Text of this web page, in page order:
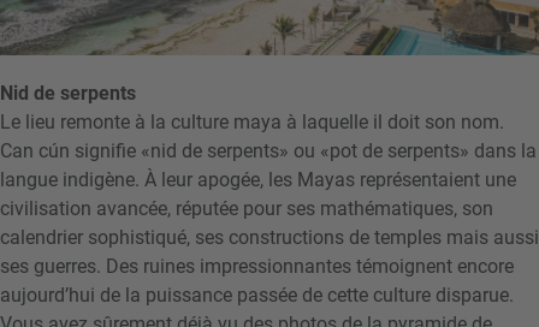
Nid de serpents
Le lieu remonte à la culture maya à laquelle il doit son nom.
Can cún signifie «nid de serpents» ou «pot de serpents» dans la
langue indigène. À leur apogée, les Mayas représentaient une
civilisation avancée, réputée pour ses mathématiques, son
calendrier sophistiqué, ses constructions de temples mais aussi
ses guerres. Des ruines impressionnantes témoignent encore
aujourd’hui de la puissance passée de cette culture disparue.